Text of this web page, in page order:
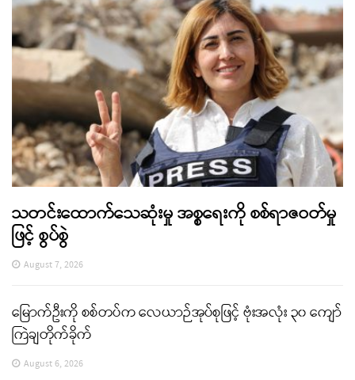
သတင်းထောက်သေဆုံးမှု အစ္စရေးကို စစ်ရာဇဝတ်မှု
ဖြင့် စွပ်စွဲ
August 7, 2026
မြောက်ဦးကို စစ်တပ်က လေယာဉ်အုပ်စုဖြင့် ဗုံးအလုံး ၃၀ ကျော်
ကြဲချတိုက်ခိုက်
August 6, 2026